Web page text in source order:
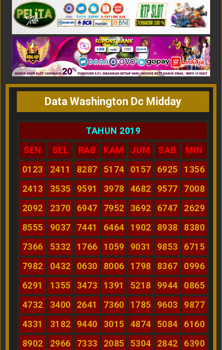
Data Washington Dc Midday
TAHUN 2019
SEN
SEL RAB KAM JUM SAB
MIN
0123
2411 8287 5174 0157 6925
1356
2413
3535 9591 3978 4682 9577
7008
2092
2370 6947 7952 3692 6747
2629
8555
9037 7441 6464 1902 8938
8380
7366
5332 1766 1059 9031 9853
6715
7982
0432 0630 8006 1798 8367
0996
6291
1355 3473 1391 5218 9944
0865
4732
3400 2641 7360 1785 9603
9877
4331
3182 9440 3015 4874 5084
6160
8902
2966 7333 2085 5304 2842
6390